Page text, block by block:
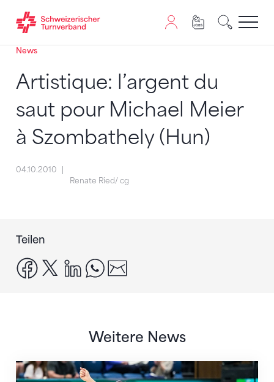
Zum Inhalt springen
Zur Sitemap navigieren
Zum Navigieren dieser Seite wird JavaScript benötigt.
News
Artistique: l’argent du
saut pour Michael Meier
à Szombathely (Hun)
04.10.2010
Renate Ried/ cg
Teilen
facebook
x linkedinwhatsapp
Weitere News
Nächster Halt: Weltmeisterschaft